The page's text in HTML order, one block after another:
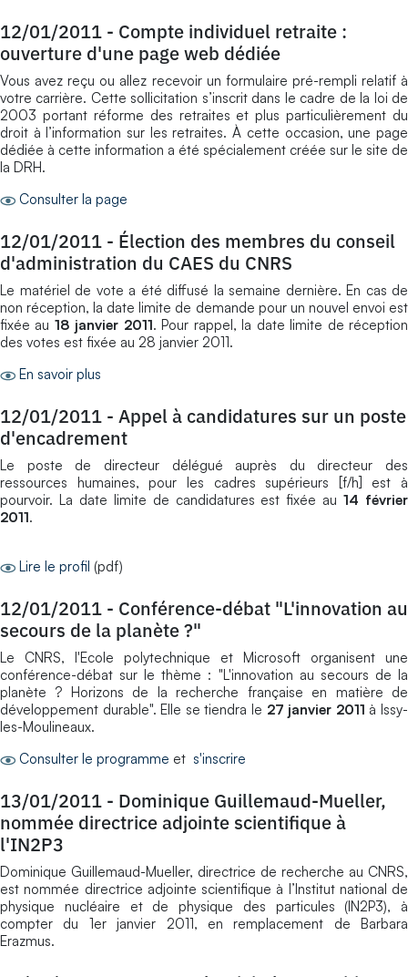
12/01/2011 - Compte individuel retraite :
ouverture d'une page web dédiée
Vous avez reçu ou allez recevoir un formulaire pré-rempli relatif à
votre carrière. Cette sollicitation s’inscrit dans le cadre de la loi de
2003 portant réforme des retraites et plus particulièrement du
droit à l’information sur les retraites. À cette occasion, une page
dédiée à cette information a été spécialement créée sur le site de
la DRH.
Consulter la page
12/01/2011 - Élection des membres du conseil
d'administration du CAES du CNRS
Le matériel de vote a été diffusé la semaine dernière. En cas de
non réception, la date limite de demande pour un nouvel envoi est
fixée au 18 janvier 2011. Pour rappel, la date limite de réception
des votes est fixée au 28 janvier 2011.
En savoir plus
12/01/2011 - Appel à candidatures sur un poste
d'encadrement
Le poste de directeur délégué auprès du directeur des
ressources humaines, pour les cadres supérieurs [f/h] est à
pourvoir. La date limite de candidatures est fixée au14 février
2011.
Lire le profil (pdf)
12/01/2011 - Conférence-débat "L'innovation au
secours de la planète ?"
Le CNRS, l'Ecole polytechnique et Microsoft organisent une
conférence-débat sur le thème : "L'innovation au secours de la
planète ? Horizons de la recherche française en matière de
développement durable". Elle se tiendra le 27 janvier 2011 à Issy-
les-Moulineaux.
Consulter le programme et s'inscrire
13/01/2011 - Dominique Guillemaud-Mueller,
nommée directrice adjointe scientifique à
l'IN2P3
Dominique Guillemaud-Mueller, directrice de recherche au CNRS,
est nommée directrice adjointe scientifique à l’Institut national de
physique nucléaire et de physique des particules (IN2P3), à
compter du 1er janvier 2011, en remplacement de Barbara
Erazmus.